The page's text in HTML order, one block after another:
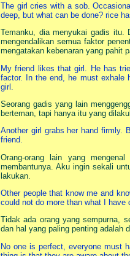
The girl cries with a sob.
deep, but what can be done? rice
Temanku, dia menyukai gadis itu.
mengendalikan semua faktor
mengatakan kebenaran yang pahit
My friend likes that girl. He has
factor. In the end, he must exhale
girl.
Seorang gadis yang lain
berteman, tapi hanya itu yang
Another girl grabs her hand firmly.
friend.
Orang-orang lain yang
membantunya. Aku ingin sekali
lakukan.
Other people that know me and
could not do more than what I have
Tidak ada orang yang sempurna,
dan hal yang paling penting adalah
No one is perfect, everyone must